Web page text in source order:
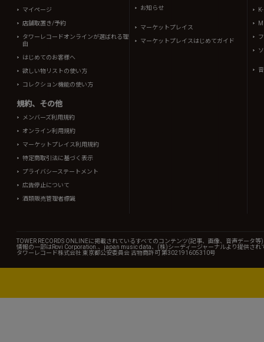
マイページ
店舗取置き/予約
タワーレコードオンラインが選ばれる理
由
はじめてのお客様へ
欲しい物リストの使い方
コレクション機能の使い方
規約、その他
メンバーズ利用規約
オンライン利用規約
マーケットプレイス利用規約
特定商取引法に基づく表示
プライバシーステートメント
広告停止について
酒類販売管理者標識
お知らせ
マーケットプレイス
マーケットプレイスはじめてガイド
TOWER RECORDS ONLINEに掲載されているすべてのコンテンツ(記事、画像、音声データ
情報の一部はRovi Corporation.、japan music data、(株)シーディージャーナルより提供され
タワーレコード株式会社 東京都公安委員会 古物商許可 第302191605310号